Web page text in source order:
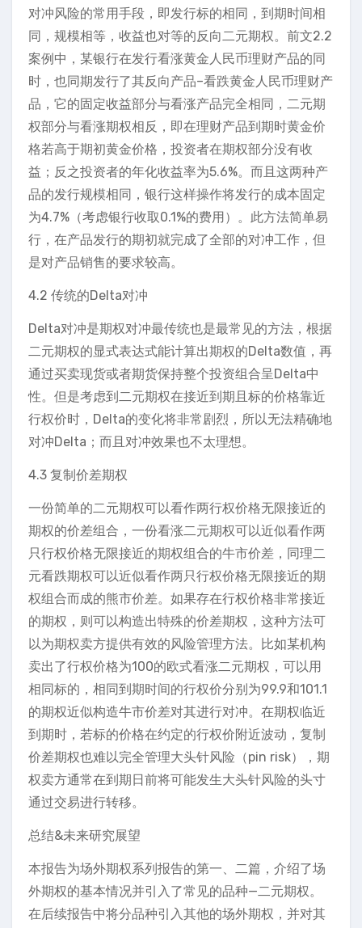
对冲风险的常用手段，即发行标的相同，到期时间相
同，规模相等，收益也对等的反向二元期权。前文2.2
案例中，某银行在发行看涨黄金人民币理财产品的同
时，也同期发行了其反向产品–看跌黄金人民币理财产
品，它的固定收益部分与看涨产品完全相同，二元期
权部分与看涨期权相反，即在理财产品到期时黄金价
格若高于期初黄金价格，投资者在期权部分没有收
益；反之投资者的年化收益率为5.6%。而且这两种产
品的发行规模相同，银行这样操作将发行的成本固定
为4.7%（考虑银行收取0.1%的费用）。此方法简单易
行，在产品发行的期初就完成了全部的对冲工作，但
是对产品销售的要求较高。
4.2 传统的Delta对冲
Delta对冲是期权对冲最传统也是最常见的方法，根据
二元期权的显式表达式能计算出期权的Delta数值，再
通过买卖现货或者期货保持整个投资组合呈Delta中
性。但是考虑到二元期权在接近到期且标的价格靠近
行权价时，Delta的变化将非常剧烈，所以无法精确地
对冲Delta；而且对冲效果也不太理想。
4.3 复制价差期权
一份简单的二元期权可以看作两行权价格无限接近的
期权的价差组合，一份看涨二元期权可以近似看作两
只行权价格无限接近的期权组合的牛市价差，同理二
元看跌期权可以近似看作两只行权价格无限接近的期
权组合而成的熊市价差。如果存在行权价格非常接近
的期权，则可以构造出特殊的价差期权，这种方法可
以为期权卖方提供有效的风险管理方法。比如某机构
卖出了行权价格为100的欧式看涨二元期权，可以用
相同标的，相同到期时间的行权价分别为99.9和101.1
的期权近似构造牛市价差对其进行对冲。在期权临近
到期时，若标的价格在约定的行权价附近波动，复制
价差期权也难以完全管理大头针风险（pin risk），期
权卖方通常在到期日前将可能发生大头针风险的头寸
通过交易进行转移。
总结&未来研究展望
本报告为场外期权系列报告的第一、二篇，介绍了场
外期权的基本情况并引入了常见的品种—二元期权。
在后续报告中将分品种引入其他的场外期权，并对其